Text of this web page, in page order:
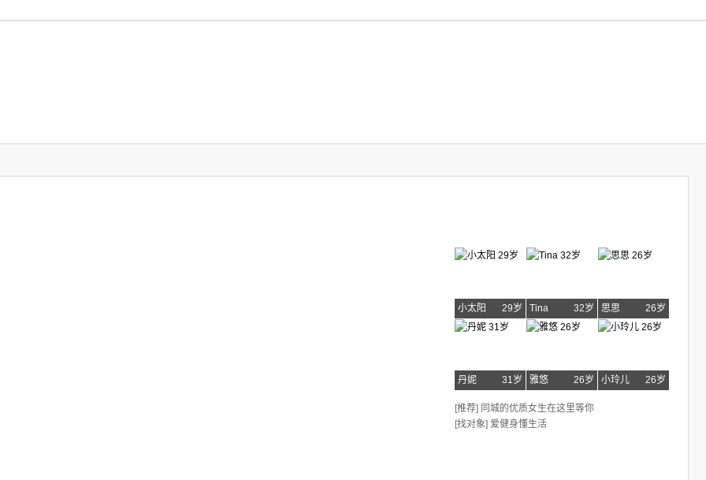
小太阳 29岁 Tina 32岁 思思 26岁
丹妮 31岁 雅悠 26岁 小玲儿 26岁
[推荐] 同城的优质女生在这里等你
[找对象] 爱健身懂生活